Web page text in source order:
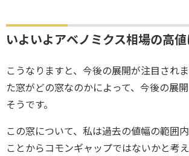
いよいよアベノミクス相場の高
こうなりますと、今後の展開が注目され
た窓がどの窓なのかによって、今後の展
そうです。
この窓について、私は過去の値幅の範囲
ことからコモンギャップではないかと考え